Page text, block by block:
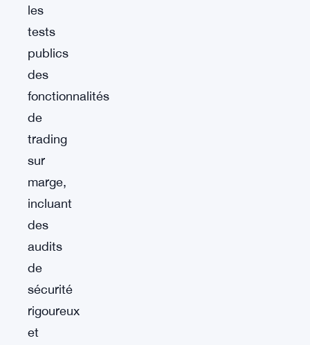
les
tests
publics
des
fonctionnalités
de
trading
sur
marge,
incluant
des
audits
de
sécurité
rigoureux
et